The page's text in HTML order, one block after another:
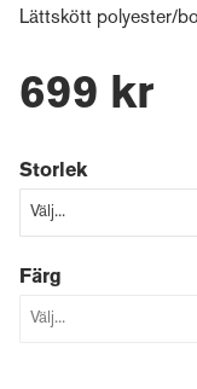
Lättskött polyester/
699 kr
Storlek
Färg